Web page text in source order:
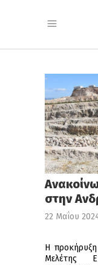
στην
22 Μαΐου
Η
Μελέτης